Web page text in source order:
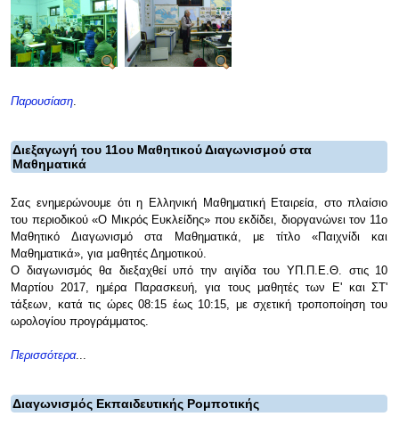
Παρουσίαση
Διεξαγωγή του 11ου Μαθητικού Διαγωνισμού στα
Μαθηματικά
Σας ενημερώνουμε ότι η Ελληνική Μαθηματική Εταιρεία, στο πλαίσιο
του περιοδικού «Ο Μικρός Ευκλείδης» που εκδίδει, διοργανώνει τον 11ο
Μαθητικό Διαγωνισμό στα Μαθηματικά, με τίτλο «Παιχνίδι και
Μαθηματικά», για μαθητές Δημοτικού.
Ο διαγωνισμός θα διεξαχθεί υπό την αιγίδα του ΥΠ.Π.Ε.Θ. στις 10
Μαρτίου 2017, ημέρα Παρασκευή, για τους μαθητές των Ε' και ΣΤ'
τάξεων, κατά τις ώρες 08:15 έως 10:15, με σχετική τροποποίηση του
ωρολογίου προγράμματος.
Περισσότερα...
Διαγωνισμός Εκπαιδευτικής Ρομποτικής